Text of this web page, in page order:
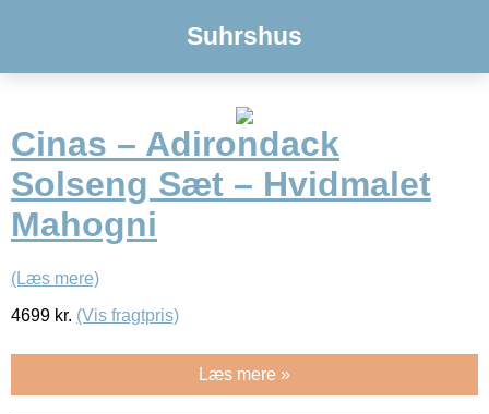
Suhrshus
Cinas – Adirondack
Solseng Sæt – Hvidmalet
Mahogni
(Læs mere)
4699 kr. (Vis fragtpris)
Læs mere »